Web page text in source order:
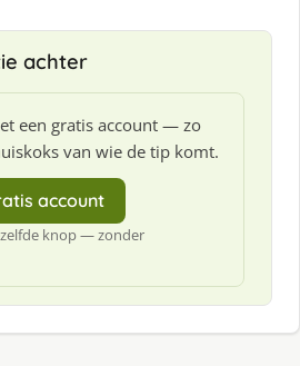
achter
een gratis account — zo
van wie de tip komt.
account
knop — zonder